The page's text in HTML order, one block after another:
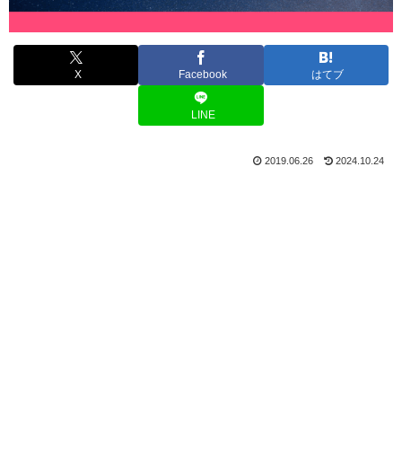
X Facebook はてブ
LINE
2019.06.26 2024.10.24